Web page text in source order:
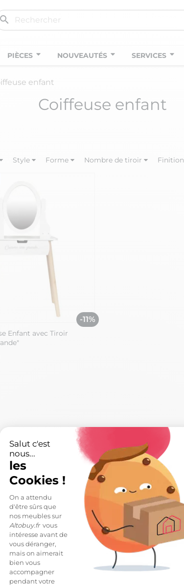
Salut c'est
nous...
les
Cookies !
On a attendu
d'être sûrs que
nos meubles sur
Altobuy.frvous
intéresse avant de
vous déranger,
mais on aimerait
bien vous
accompagner
pendant votre
search
PIÈCES NOUVEAUTÉS SERVICES
enfant
Coiffeuse enfant
Style Forme Nombre de tiroir Finition
-11%
Enfant avec Tiroir
Trucs & astuces
AMÉNAGER UN COIN LECTURE POUR VOTRE